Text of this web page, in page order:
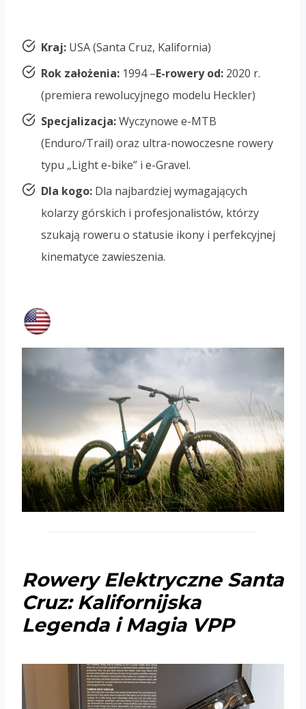
Kraj: USA (Santa Cruz, Kalifornia)
Rok założenia: 1994 –E-rowery od: 2020 r.
(premiera rewolucyjnego modelu Heckler)
Specjalizacja:Wyczynowe e-MTB
(Enduro/Trail) oraz ultra-nowoczesne rowery
typu „Light e-bike” i e-Gravel.
Dla kogo: Dla najbardziej wymagających
kolarzy górskich i profesjonalistów, którzy
szukają roweru o statusie ikony i perfekcyjnej
kinematyce zawieszenia.
Rowery Elektryczne Santa
Cruz: Kalifornijska
Legenda i Magia VPP